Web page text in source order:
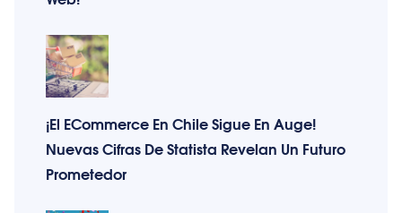
¡El ECommerce En Chile Sigue En Auge!
Nuevas Cifras De Statista Revelan Un Futuro
Prometedor